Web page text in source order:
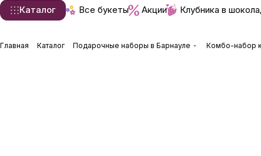
Каталог Все букеты Акции Клубника в
Главная Каталог Подарочные наборы в Барнауле Комбо-набор